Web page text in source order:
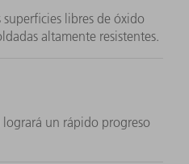
libres de óxido
altamente resistentes.
un rápido progreso